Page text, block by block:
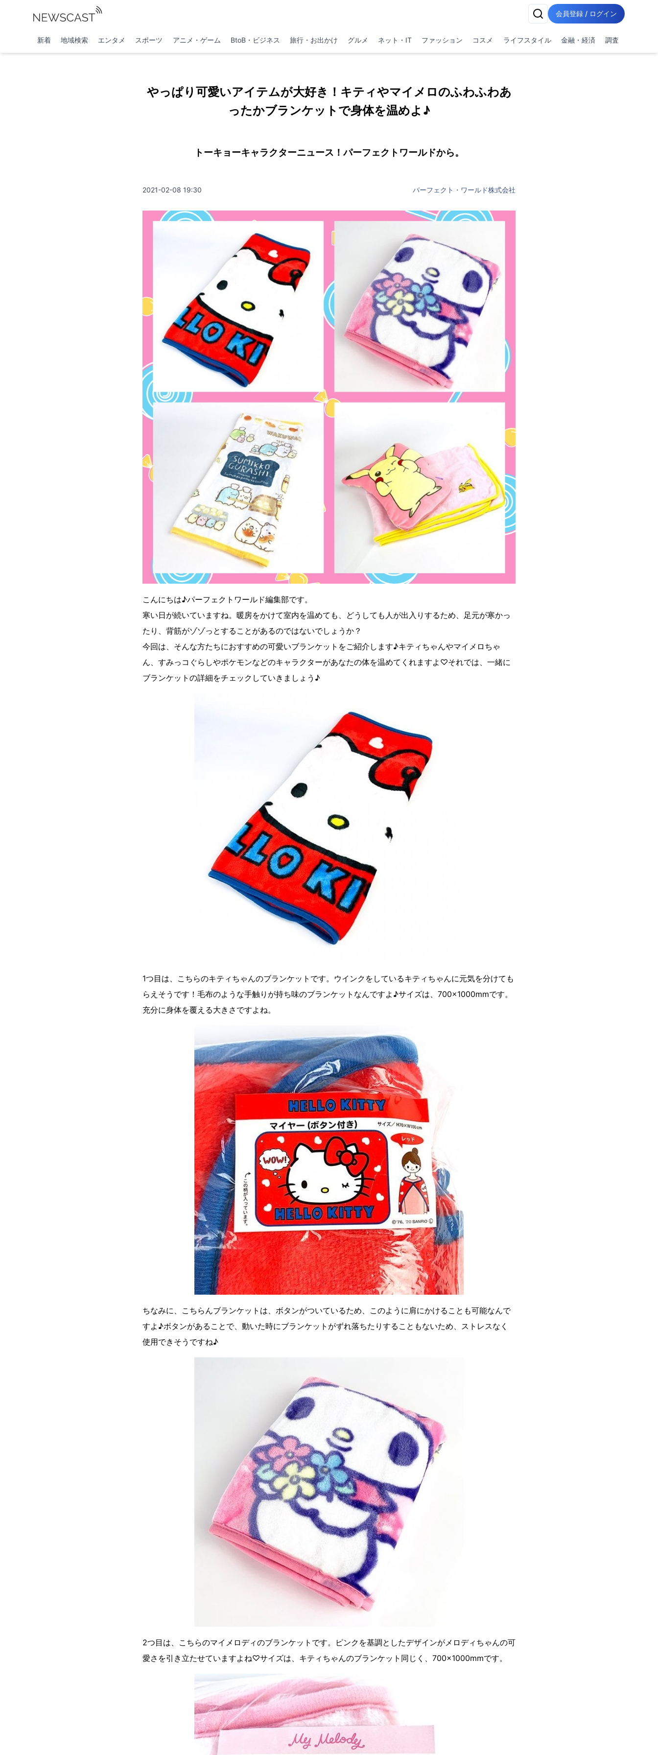
会員登録 / ログイン
新着 地域検索 エンタメ スポーツ アニメ・ゲーム BtoB・ビジネス 旅行・お出かけ グルメ ネット・IT ファッション コスメ ライフスタイル 金融・経済 調査
やっぱり可愛いアイテムが大好き！キティやマイメロのふわふわあ
ったかブランケットで身体を温めよ♪
トーキョーキャラクターニュース！パーフェクトワールドから。
2021-02-08 19:30 パーフェクト・ワールド株式会社
こんにちは♪パーフェクトワールド編集部です。
寒い日が続いていますね。暖房をかけて室内を温めても、どうしても人が出入りするため、足元が寒かっ
たり、背筋がゾゾっとすることがあるのではないでしょうか？
今回は、そんな方たちにおすすめの可愛いブランケットをご紹介します♪キティちゃんやマイメロちゃ
ん、すみっコぐらしやポケモンなどのキャラクターがあなたの体を温めてくれますよ♡それでは、一緒に
ブランケットの詳細をチェックしていきましょう♪
1つ目は、こちらのキティちゃんのブランケットです。ウインクをしているキティちゃんに元気を分けても
らえそうです！毛布のような手触りが持ち味のブランケットなんですよ♪サイズは、700×1000mmです。
充分に身体を覆える大きさですよね。
ちなみに、こちらんブランケットは、ボタンがついているため、このように肩にかけることも可能なんで
すよ♪ボタンがあることで、動いた時にブランケットがずれ落ちたりすることもないため、ストレスなく
使用できそうですね♪
2つ目は、こちらのマイメロディのブランケットです。ピンクを基調としたデザインがメロディちゃんの可
愛さを引き立たせていますよね♡サイズは、キティちゃんのブランケット同じく、700×1000mmです。